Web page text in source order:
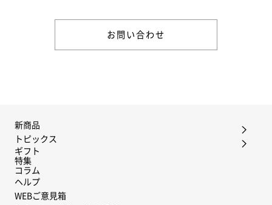
お問い合わせ
新商品
トピックス
ギフト
特集
コラム
ヘルプ
WEBご意見箱